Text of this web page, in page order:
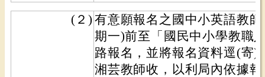
(２) 有意願報名之國中小英語教
期一)前至「國民中小學教職
路報名，並將報名資料逕(寄)
湘芸教師收，以利局內依據